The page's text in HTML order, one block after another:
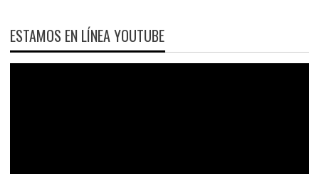
ESTAMOS EN LÍNEA YOUTUBE